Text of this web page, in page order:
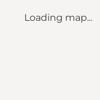
Loading map...